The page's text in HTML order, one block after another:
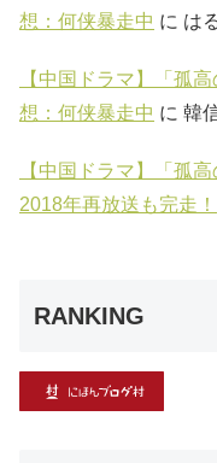
想：何侠暴走中 に は
【中国ドラマ】「孤
想：何侠暴走中 に 韓
【中国ドラマ】「孤
2018年再放送も完走！
RANKING